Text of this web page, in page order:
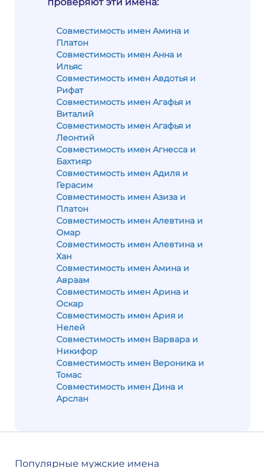
Совместимость имен Амина и
Платон
Совместимость имен Анна и
Ильяс
Совместимость имен Авдотья и
Рифат
Совместимость имен Агафья и
Виталий
Совместимость имен Агафья и
Леонтий
Совместимость имен Агнесса и
Бахтияр
Совместимость имен Адиля и
Герасим
Совместимость имен Азиза и
Платон
Совместимость имен Алевтина и
Омар
Совместимость имен Алевтина и
Хан
Совместимость имен Амина и
Авраам
Совместимость имен Арина и
Оскар
Совместимость имен Ария и
Нелей
Совместимость имен Варвара и
Никифор
Совместимость имен Вероника и
Томас
Совместимость имен Дина и
Арслан
Популярные мужские имена